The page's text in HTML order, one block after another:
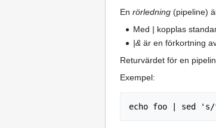
En rörledning (pipeline)
Med | kopplas
|& är en förkortning
Returvärdet för en
Exempel:
echo foo | sed